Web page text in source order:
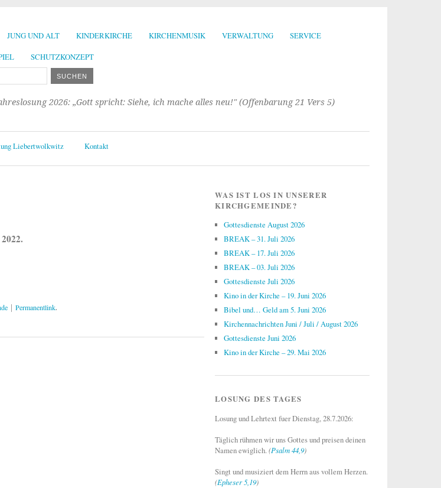
JUNG UND ALT KINDERKIRCHE KIRCHENMUSIK VERWALTUNG
SERVICE
SCHUTZKONZEPT
2026: „Gott spricht: Siehe, ich mache alles neu!" (Offenbarung 21 Vers 5)
Liebertwolkwitz Kontakt
Permanentlink.
WAS IST LOS IN UNSERER
KIRCHGEMEINDE?
Gottesdienste August 2026
BREAK – 31. Juli 2026
BREAK – 17. Juli 2026
BREAK – 03. Juli 2026
Gottesdienste Juli 2026
Kino in der Kirche – 19. Juni 2026
Bibel und… Geld am 5. Juni 2026
Kirchennachrichten Juni / Juli / August 2026
Gottesdienste Juni 2026
Kino in der Kirche – 29. Mai 2026
LOSUNG DES TAGES
Losung und Lehrtext fuer Dienstag, 28.7.2026:
Täglich rühmen wir uns Gottes und preisen deinen
Namen ewiglich.(Psalm 44,9)
Singt und musiziert dem Herrn aus vollem Herzen.
(Epheser 5,19)